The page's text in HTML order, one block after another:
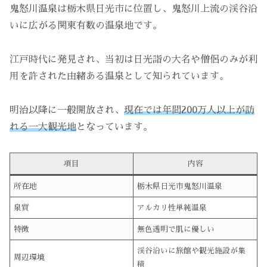
鬼怒川温泉は栃木県日光市に位置し、鬼怒川上流の渓谷沿
いに広がる関東有数の温泉地です。
江戸時代に発見され、当初は日光詣の大名や僧侶のみが利
用を許された由緒ある温泉として知られています。
明治以降に一般開放され、 現在では年間200万人以上が訪
れる一大観光地となっています。
項目 内容
所在地 栃木県日光市鬼怒川温泉
泉質 アルカリ性単純温泉
特徴 無色透明で肌に優しい
周辺環境
渓谷沿いに旅館や観光施設が集
積